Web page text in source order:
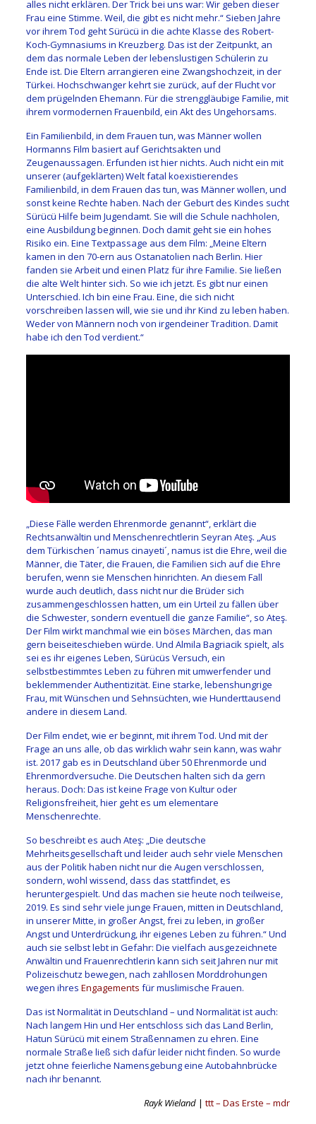
alles nicht erklären. Der Trick bei uns war: Wir geben dieser
Frau eine Stimme. Weil, die gibt es nicht mehr.“ Sieben Jahre
vor ihrem Tod geht Sürücü in die achte Klasse des Robert-
Koch-Gymnasiums in Kreuzberg. Das ist der Zeitpunkt, an
dem das normale Leben der lebenslustigen Schülerin zu
Ende ist. Die Eltern arrangieren eine Zwangshochzeit, in der
Türkei. Hochschwanger kehrt sie zurück, auf der Flucht vor
dem prügelnden Ehemann. Für die strenggläubige Familie, mit
ihrem vormodernen Frauenbild, ein Akt des Ungehorsams.
Ein Familienbild, in dem Frauen tun, was Männer wollen
Hormanns Film basiert auf Gerichtsakten und
Zeugenaussagen. Erfunden ist hier nichts. Auch nicht ein mit
unserer (aufgeklärten) Welt fatal koexistierendes
Familienbild, in dem Frauen das tun, was Männer wollen, und
sonst keine Rechte haben. Nach der Geburt des Kindes sucht
Sürücü Hilfe beim Jugendamt. Sie will die Schule nachholen,
eine Ausbildung beginnen. Doch damit geht sie ein hohes
Risiko ein. Eine Textpassage aus dem Film: „Meine Eltern
kamen in den 70-ern aus Ostanatolien nach Berlin. Hier
fanden sie Arbeit und einen Platz für ihre Familie. Sie ließen
die alte Welt hinter sich. So wie ich jetzt. Es gibt nur einen
Unterschied. Ich bin eine Frau. Eine, die sich nicht
vorschreiben lassen will, wie sie und ihr Kind zu leben haben.
Weder von Männern noch von irgendeiner Tradition. Damit
habe ich den Tod verdient.“
„Diese Fälle werden Ehrenmorde genannt“, erklärt die
Rechtsanwältin und Menschenrechtlerin Seyran Ateş. „Aus
dem Türkischen ´namus cinayeti´, namus ist die Ehre, weil die
Männer, die Täter, die Frauen, die Familien sich auf die Ehre
berufen, wenn sie Menschen hinrichten. An diesem Fall
wurde auch deutlich, dass nicht nur die Brüder sich
zusammengeschlossen hatten, um ein Urteil zu fällen über
die Schwester, sondern eventuell die ganze Familie“, so Ateş.
Der Film wirkt manchmal wie ein böses Märchen, das man
gern beiseiteschieben würde. Und Almila Bagriacik spielt, als
sei es ihr eigenes Leben, Sürücüs Versuch, ein
selbstbestimmtes Leben zu führen mit umwerfender und
beklemmender Authentizität. Eine starke, lebenshungrige
Frau, mit Wünschen und Sehnsüchten, wie Hunderttausend
andere in diesem Land.
Der Film endet, wie er beginnt, mit ihrem Tod. Und mit der
Frage an uns alle, ob das wirklich wahr sein kann, was wahr
ist. 2017 gab es in Deutschland über 50 Ehrenmorde und
Ehrenmordversuche. Die Deutschen halten sich da gern
heraus. Doch: Das ist keine Frage von Kultur oder
Religionsfreiheit, hier geht es um elementare
Menschenrechte.
So beschreibt es auch Ateş: „Die deutsche
Mehrheitsgesellschaft und leider auch sehr viele Menschen
aus der Politik haben nicht nur die Augen verschlossen,
sondern, wohl wissend, dass das stattfindet, es
heruntergespielt. Und das machen sie heute noch teilweise,
2019. Es sind sehr viele junge Frauen, mitten in Deutschland,
in unserer Mitte, in großer Angst, frei zu leben, in großer
Angst und Unterdrückung, ihr eigenes Leben zu führen.“ Und
auch sie selbst lebt in Gefahr: Die vielfach ausgezeichnete
Anwältin und Frauenrechtlerin kann sich seit Jahren nur mit
Polizeischutz bewegen, nach zahllosen Morddrohungen
wegen ihres Engagements für muslimische Frauen.
Das ist Normalität in Deutschland – und Normalität ist auch:
Nach langem Hin und Her entschloss sich das Land Berlin,
Hatun Sürücü mit einem Straßennamen zu ehren. Eine
normale Straße ließ sich dafür leider nicht finden. So wurde
jetzt ohne feierliche Namensgebung eine Autobahnbrücke
nach ihr benannt.
Rayk Wieland |ttt – Das Erste – mdr